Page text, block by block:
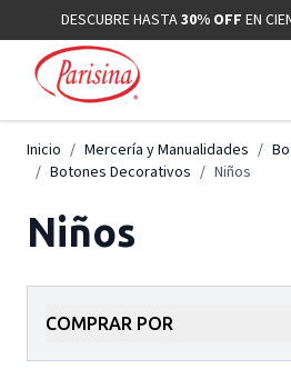
Ir al contenidoDESCUBRE HASTA30% OFF EN
Inicio / Mercería y Manualidades /
/ Botones Decorativos / Niños
Niños
COMPRAR POR